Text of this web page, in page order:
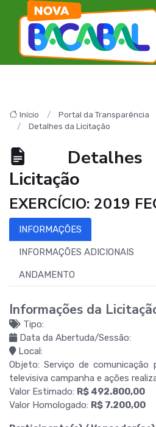
Início Portal da Transparência
Detalhes da Licitação
Licitação
EXERCÍCIO: 2019
INFORMAÇÕES
INFORMAÇÕES ADICIONAIS
ANDAMENTO
Informações da
Tipo:
Data da Abertuda/Sessão:
Local:
Objeto: Serviço de comunicação
televisiva campanha e ações
Valor Estimado: R$ 492.800,00
Valor Homologado: R$ 7.200,00